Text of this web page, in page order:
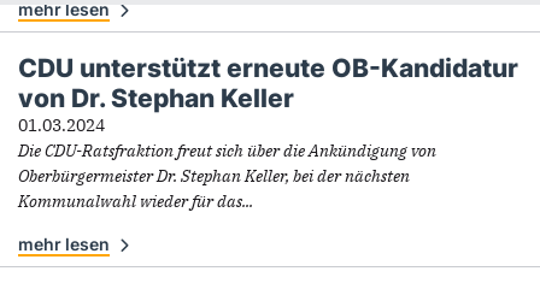
mehr lesen
CDU unterstützt erneute OB-Kandidatur
von Dr. Stephan Keller
01.03.2024
Die CDU-Ratsfraktion freut sich über die Ankündigung von
Oberbürgermeister Dr. Stephan Keller, bei der nächsten
Kommunalwahl wieder für das...
mehr lesen